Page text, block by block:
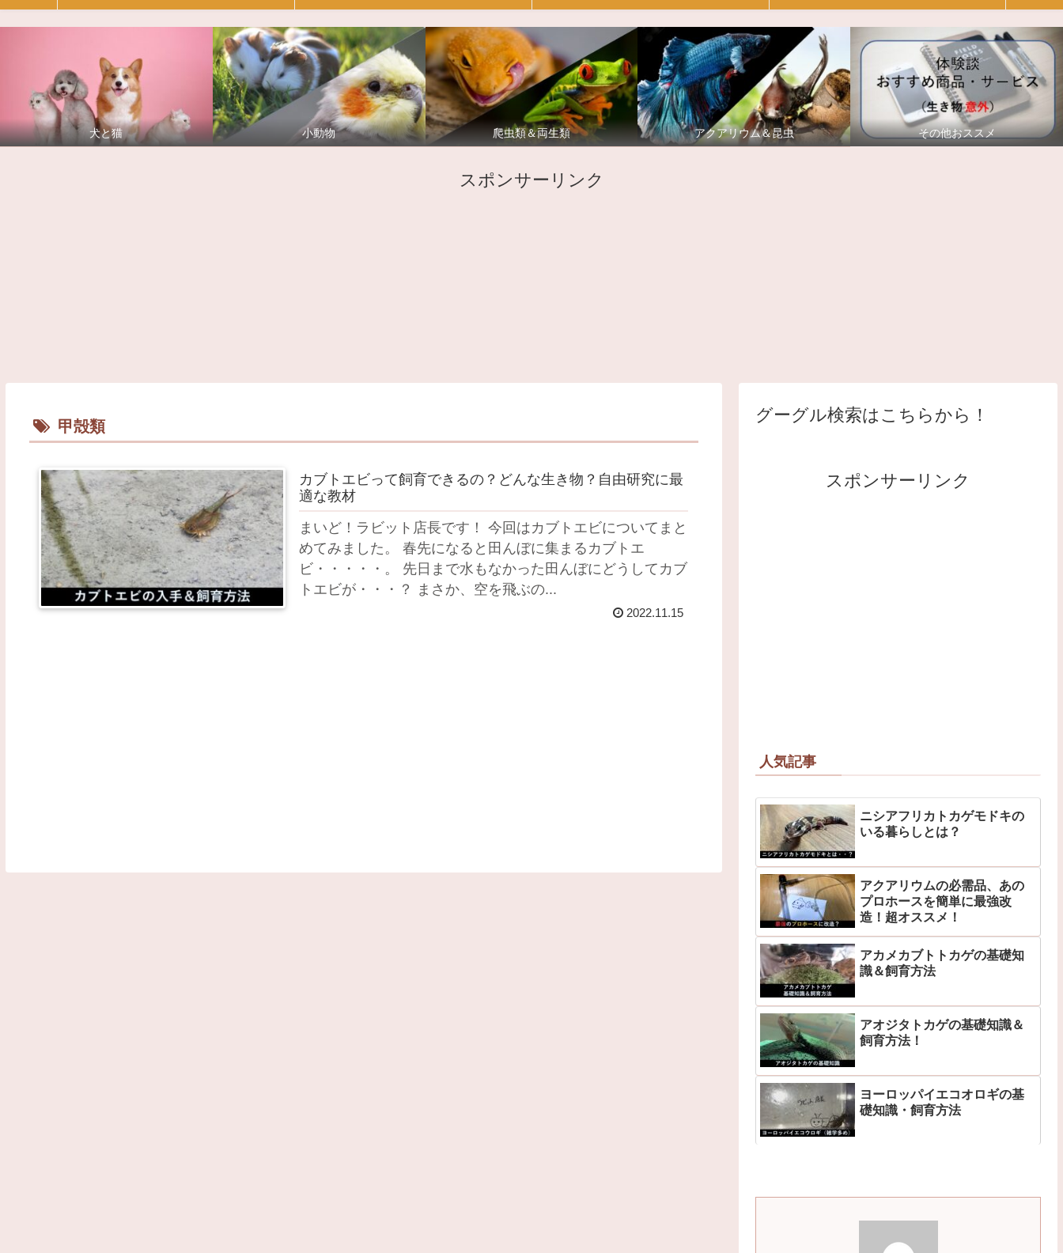
犬と猫 小動物 爬虫類＆両生類 アクアリウム＆昆虫 その他おススメ
スポンサーリンク
甲殻類
カブトエビって飼育できるの？どんな生き物？自由研究に最
適な教材
まいど！ラビット店長です！ 今回はカブトエビについてまと
めてみました。 春先になると田んぼに集まるカブトエ
ビ・・・・・。 先日まで水もなかった田んぼにどうしてカブ
トエビが・・・？ まさか、空を飛ぶの...
2022.11.15
グーグル検索はこちらから！
スポンサーリンク
人気記事
ニシアフリカトカゲモドキの
いる暮らしとは？
アクアリウムの必需品、あの
プロホースを簡単に最強改
造！超オススメ！
アカメカブトトカゲの基礎知
識＆飼育方法
アオジタトカゲの基礎知識＆
飼育方法！
ヨーロッパイエコオロギの基
礎知識・飼育方法